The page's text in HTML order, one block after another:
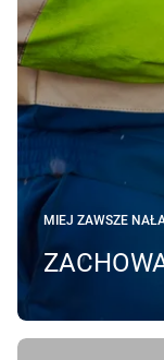
MIEJ ZAWSZE